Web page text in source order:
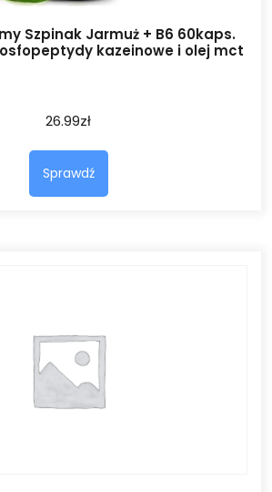
Szpinak Jarmuż + B6 60kaps.
fosfopeptydy kazeinowe i olej mct
26.99zł
Sprawdź